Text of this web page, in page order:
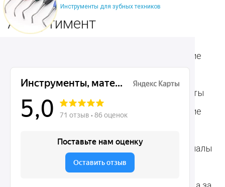
Инструменты для зубных техников
Ассортимент
Пародонтологические
Стоматологические
Общие инструменты
Стоматологические
Расходные материалы
для стоматологии